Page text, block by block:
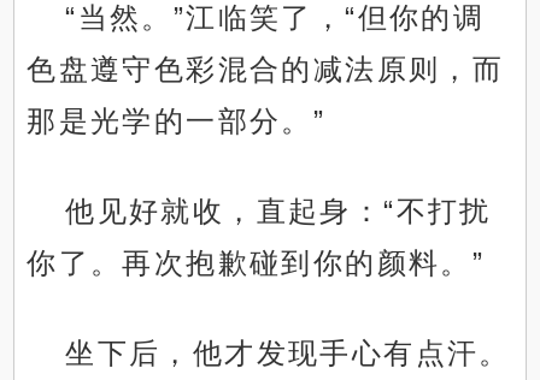
“当然。”江临笑了，“但你的调
色盘遵守色彩混合的减法原则，而
那是光学的一部分。”
他见好就收，直起身：“不打扰
你了。再次抱歉碰到你的颜料。”
坐下后，他才发现手心有点汗。